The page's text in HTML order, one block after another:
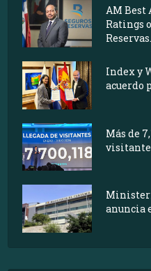
AM
Ratings
Index y
acuerdo
Más de
anuncia